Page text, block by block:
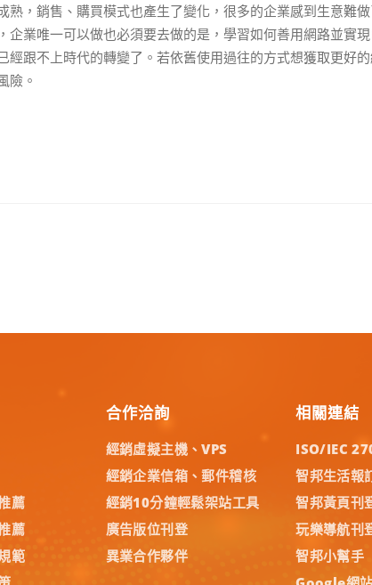
熟，銷售、購買模式也產生了變化，很多的企業感到生意難
企業唯一可以做也必須要去做的是，學習如何善用網路並實
經跟不上時代的轉變了。若依舊使用過往的方式想獲取更好
險。
薦
薦
範
合作洽詢
經銷虛擬主機、VPS
經銷企業信箱、郵件稽核
經銷10分鐘輕鬆架站工具
廣告版位刊登
異業合作夥伴
相關連結
ISO/IEC
智邦生活報
智邦黃頁刊
玩樂導航刊
智邦小幫手